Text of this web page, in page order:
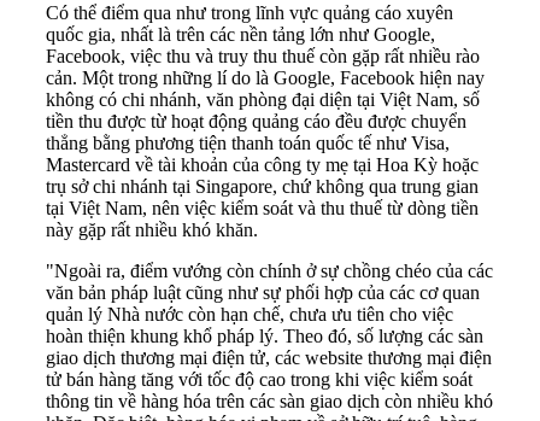
Có thể điểm qua như trong lĩnh vực quảng cáo xuyên
quốc gia, nhất là trên các nền tảng lớn như Google,
Facebook, việc thu và truy thu thuế còn gặp rất nhiều rào
cản. Một trong những lí do là Google, Facebook hiện nay
không có chi nhánh, văn phòng đại diện tại Việt Nam, số
tiền thu được từ hoạt động quảng cáo đều được chuyển
thẳng bằng phương tiện thanh toán quốc tế như Visa,
Mastercard về tài khoản của công ty mẹ tại Hoa Kỳ hoặc
trụ sở chi nhánh tại Singapore, chứ không qua trung gian
tại Việt Nam, nên việc kiểm soát và thu thuế từ dòng tiền
này gặp rất nhiều khó khăn.
"Ngoài ra, điểm vướng còn chính ở sự chồng chéo của các
văn bản pháp luật cũng như sự phối hợp của các cơ quan
quản lý Nhà nước còn hạn chế, chưa ưu tiên cho việc
hoàn thiện khung khổ pháp lý. Theo đó, số lượng các sàn
giao dịch thương mại điện tử, các website thương mại điện
tử bán hàng tăng với tốc độ cao trong khi việc kiểm soát
thông tin về hàng hóa trên các sàn giao dịch còn nhiều khó